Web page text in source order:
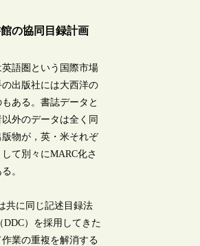
の協同目録計画
語圏という国際市場
出版社には大西洋の
ある。書誌データと
外のデータは全く同
物が，英・米それぞ
て別々にMARC化さ
。
共に同じ記述目録法
DDC）を採用してきた
業の重複を解消する